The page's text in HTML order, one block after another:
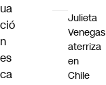
ua
ció
n
es
ca
Julieta
Venegas
aterriza
en
Chile